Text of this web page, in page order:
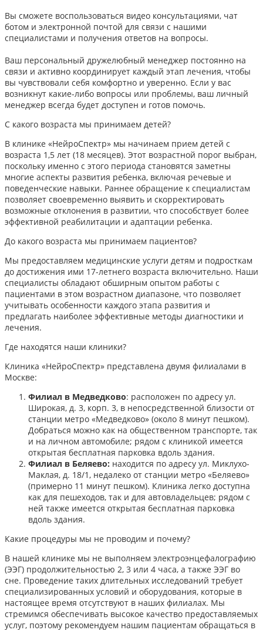
Вы сможете воспользоваться видео консультациями, чат
ботом и электронной почтой для связи с нашими
специалистами и получения ответов на вопросы.
Ваш персональный дружелюбный менеджер постоянно на
связи и активно координирует каждый этап лечения, чтобы
вы чувствовали себя комфортно и уверенно. Если у вас
возникнут какие-либо вопросы или проблемы, ваш личный
менеджер всегда будет доступен и готов помочь.
С какого возраста мы принимаем детей?
В клинике «НейроСпектр» мы начинаем прием детей с
возраста 1,5 лет (18 месяцев). Этот возрастной порог выбран,
поскольку именно с этого периода становятся заметны
многие аспекты развития ребенка, включая речевые и
поведенческие навыки. Раннее обращение к специалистам
позволяет своевременно выявить и скорректировать
возможные отклонения в развитии, что способствует более
эффективной реабилитации и адаптации ребенка.​
До какого возраста мы принимаем пациентов?
Мы предоставляем медицинские услуги детям и подросткам
до достижения ими 17-летнего возраста включительно. Наши
специалисты обладают обширным опытом работы с
пациентами в этом возрастном диапазоне, что позволяет
учитывать особенности каждого этапа развития и
предлагать наиболее эффективные методы диагностики и
лечения.​
Где находятся наши клиники?
Клиника «НейроСпектр» представлена двумя филиалами в
Москве:​
Филиал в Медведково: расположен по адресу ул.
Широкая, д. 3, корп. 3, в непосредственной близости от
станции метро «Медведково» (около 8 минут пешком).
Добраться можно как на общественном транспорте, так
и на личном автомобиле; рядом с клиникой имеется
открытая бесплатная парковка вдоль здания.
Филиал в Беляево: находится по адресу ул. Миклухо-
Маклая, д. 18/1, недалеко от станции метро «Беляево»
(примерно 11 минут пешком). Клиника легко доступна
как для пешеходов, так и для автовладельцев; рядом с
ней также имеется открытая бесплатная парковка
вдоль здания.
Какие процедуры мы не проводим и почему?
В нашей клинике мы не выполняем электроэнцефалографию
(ЭЭГ) продолжительностью 2, 3 или 4 часа, а также ЭЭГ во
сне. Проведение таких длительных исследований требует
специализированных условий и оборудования, которые в
настоящее время отсутствуют в наших филиалах. Мы
стремимся обеспечивать высокое качество предоставляемых
услуг, поэтому рекомендуем нашим пациентам обращаться в